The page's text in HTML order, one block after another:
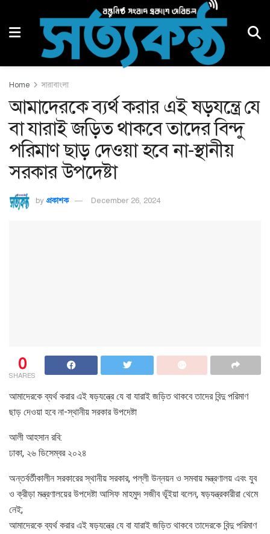
Home সারাবাংলা
আমাদেরকে ব্যর্থ করার এই ষড়যন্ত্রে যে
বা যারাই জড়িত থাকবে তাদের বিন্দু
পরিমাণ ছাড় দেওয়া হবে না-স্থানীয়
সরকার উপদেষ্টা
by প্রকাশক December 26, 2024
0
SHARES
আমাদেরকে ব্যর্থ করার এই ষড়যন্ত্রে যে বা যারাই জড়িত থাকবে তাদের বিন্দু পরিমাণ
ছাড় দেওয়া হবে না-স্থানীয় সরকার উপদেষ্টা
আলী আহসান রবি:
ঢাকা, ২৬ ডিসেম্বর ২০২৪
অন্তর্বর্তীকালীন সরকারের স্থানীয় সরকার, পল্লী উন্নয়ন ও সমবায় মন্ত্রণালয় এবং যুব
ও ক্রীড়া মন্ত্রণালয়ের উপদেষ্টা আসিফ মাহমুদ সজীব ভূঁইয়া বলেন, ষড়যন্ত্রকারীরা থেমে
নেই;
আমাদেরকে ব্যর্থ করার এই ষড়যন্ত্রে যে বা যারাই জড়িত থাকবে তাদেরকে বিন্দু পরিমাণ